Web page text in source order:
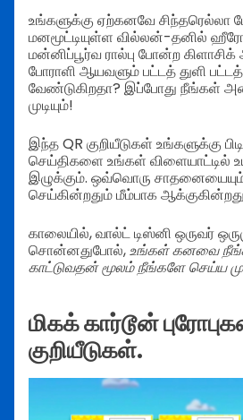
உங்களுக்கு ஏற்கனவே சிந்தரெல்லா
மனமூட்டியுள்ள வில்லன்-தனில்
மன்னிப்பூர்வ ரால்பு போன்ற
போராளி ஆயவளும் பட்டத் துளி
வேண்டுகிறதா? இப்போது நீங்கள்
முடியும்!
இந்த QR குறியீடுகள் உங்களுக்கு
செய்திகளை உங்கள் விளையாட்டில்
இழுக்கும். ஒவ்வொரு
செய்கின்றதும் மீம்பாக
காலையில், வால்ட் டிஸ்னி ஒருவர்
சொன்னதுபோல்,உங்கள் கனவை
காட்டுவதன் மூலம் நீங்களே செய்ய
மிகக் கார்டூன்
குறியீடுகள்.